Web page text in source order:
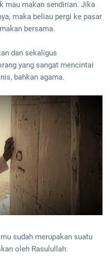
mau makan sendirian. Jika
maka beliau pergi ke pasar
bersama.
dan sekaligus
yang sangat mencintai
bahkan agama.
sudah merupakan suatu
oleh Rasulullah: